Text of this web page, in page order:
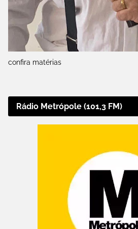
confira matérias
Rádio Metrópole (101,3 FM)